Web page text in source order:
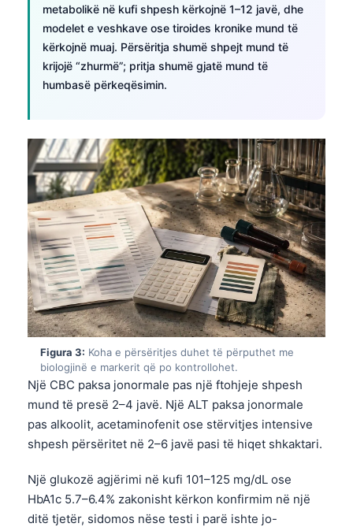
metabolikë në kufi shpesh kërkojnë 1–12 javë, dhe
modelet e veshkave ose tiroides kronike mund të
kërkojnë muaj. Përsëritja shumë shpejt mund të
krijojë “zhurmë”; pritja shumë gjatë mund të
humbasë përkeqësimin.
Figura 3: Koha e përsëritjes duhet të përputhet me
biologjinë e markerit që po kontrollohet.
Një CBC paksa jonormale pas një ftohjeje shpesh
mund të presë 2–4 javë. Një ALT paksa jonormale
pas alkoolit, acetaminofenit ose stërvitjes intensive
shpesh përsëritet në 2–6 javë pasi të hiqet shkaktari.
Një glukozë agjërimi në kufi 101–125 mg/dL ose
HbA1c 5.7–6.4% zakonisht kërkon konfirmim në një
ditë tjetër, sidomos nëse testi i parë ishte jo-